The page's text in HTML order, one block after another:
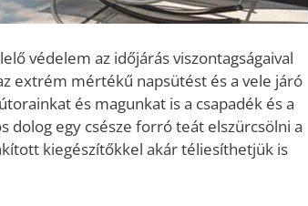
védelem az időjárás viszontagságaival
extrém mértékű napsütést és a vele járó
és magunkat is a csapadék és a
dolog egy csésze forró teát elszürcsölni a
kiegészítőkkel akár téliesíthetjük is